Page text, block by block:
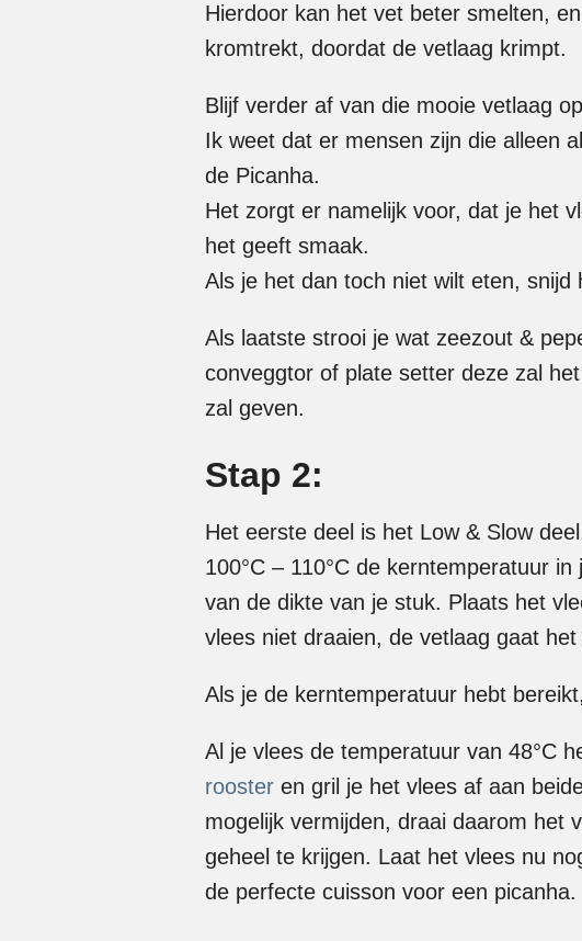
Hierdoor kan het vet beter smelten,
kromtrekt, doordat de vetlaag krimpt.
Blijf verder af van die mooie vetlaag
Ik weet dat er mensen zijn die alleen
de Picanha.
Het zorgt er namelijk voor, dat je het
het geeft smaak.
Als je het dan toch niet wilt eten,
Als laatste strooi je wat zeezout &
conveggtor of plate setter deze zal
zal geven.
Stap 2:
Het eerste deel is het Low & Slow
100°C – 110°C de kerntemperatuur
van de dikte van je stuk. Plaats het
vlees niet draaien, de vetlaag gaat
Als je de kerntemperatuur hebt
Al je vlees de temperatuur van 48°C
rooster en gril je het vlees af aan
mogelijk vermijden, draai daarom het
geheel te krijgen. Laat het vlees nu
de perfecte cuisson voor een picanha.